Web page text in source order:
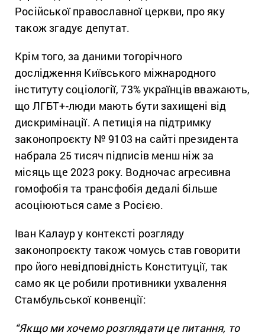
Російської православної церкви, про яку
також згадує депутат.
Крім того, за даними тогорічного
дослідження Київського міжнародного
інституту соціології, 73% українців вважають,
що ЛГБТ+-люди мають бути захищені від
дискримінації. А петиція на підтримку
законопроєкту № 9103 на сайті президента
набрала 25 тисяч підписів менш ніж за
місяць ще 2023 року. Водночас агресивна
гомофобія та трансфобія дедалі більше
асоціюються саме з Росією.
Іван Калаур у контексті розгляду
законопроєкту також чомусь став говорити
про його невідповідність Конституції, так
само як це робили противники ухвалення
Стамбульської конвенції:
“Якщо ми хочемо розглядати це питання, то